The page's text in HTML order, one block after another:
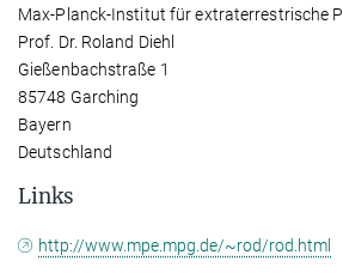
Max-Planck-Institut für extraterrestrische
Prof. Dr. Roland Diehl
Gießenbachstraße 1
85748 Garching
Bayern
Deutschland
Links
http://www.mpe.mpg.de/~rod/rod.html